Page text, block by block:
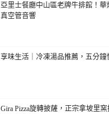
亞里士餐廳中山區老牌牛排館！
真空管音響
享味生活｜冷凍湯品推薦，五分鐘
Gira Pizza旋轉披薩，正宗拿坡里